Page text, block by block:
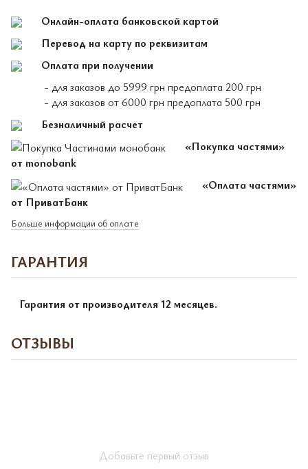
Онлайн-оплата банковской картой
Перевод на карту по реквизитам
Оплата при получении
- для заказов до 5999 грн предоплата 200 грн
- для заказов от 6000 грн предоплата 500 грн
Безналичный расчет
«Покупка частями»
от monobank
«Оплата частями»
от ПриватБанк
Больше информации об оплате
ГАРАНТИЯ
Гарантия от производителя 12 месяцев.
ОТЗЫВЫ
Добавьте первый отзыв